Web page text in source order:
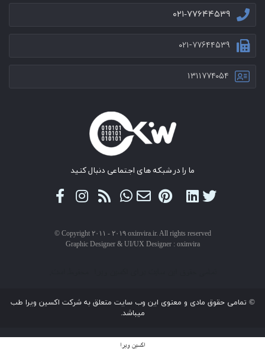
۰۲۱-۷۷۶۴۴۵۳۹
۰۲۱-۷۷۶۴۴۵۳۹
ما را در شبکه های اجتماعی دنبال کنید
© Copyright ۲۰۱۱ - ۲۰۱۹ oxinvira.ir. All rights reserved
Graphic Designer & UI/UX Designer : oxinvira
© تمامی حقوق مادی و معنوی این وب سایت متعلق به شرکت اکسین ویرا طب
میباشد.
اکسین ویرا